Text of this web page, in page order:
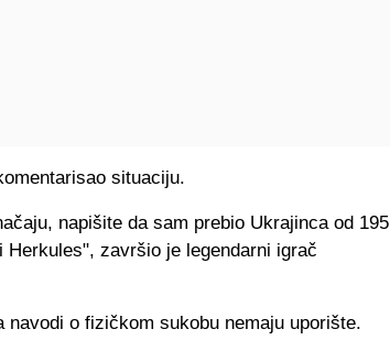
situaciju.
napišite da sam prebio Ukrajinca od 195
završio je legendarni igrač
navodi o fizičkom sukobu nemaju uporište.